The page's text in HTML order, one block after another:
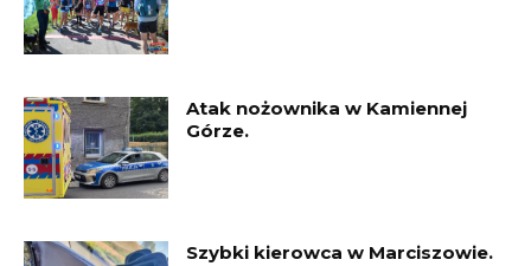
Atak nożownika w Kamiennej
Górze.
Szybki kierowca w Marciszowie.